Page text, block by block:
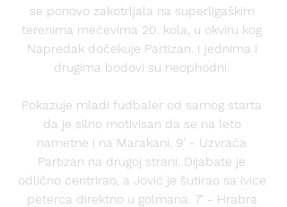
se ponovo zakotrljala na superligaškim
terenima mečevima 20. kola, u okviru kog
Napredak dočekuje Partizan. I jednima i
drugima bodovi su neophodni.
Pokazuje mladi fudbaler od samog starta
da je silno motivisan da se na leto
nametne i na Marakani. 9' - Uzvraća
Partizan na drugoj strani. Dijabate je
odlično centrirao, a Jović je šutirao sa ivice
peterca direktno u golmana. 7' - Hrabra